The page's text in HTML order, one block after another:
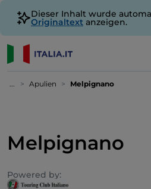
Dieser Inhalt wurde
Originaltext anzeigen.
... Apulien Melpignano
Melpignano
Powered by: